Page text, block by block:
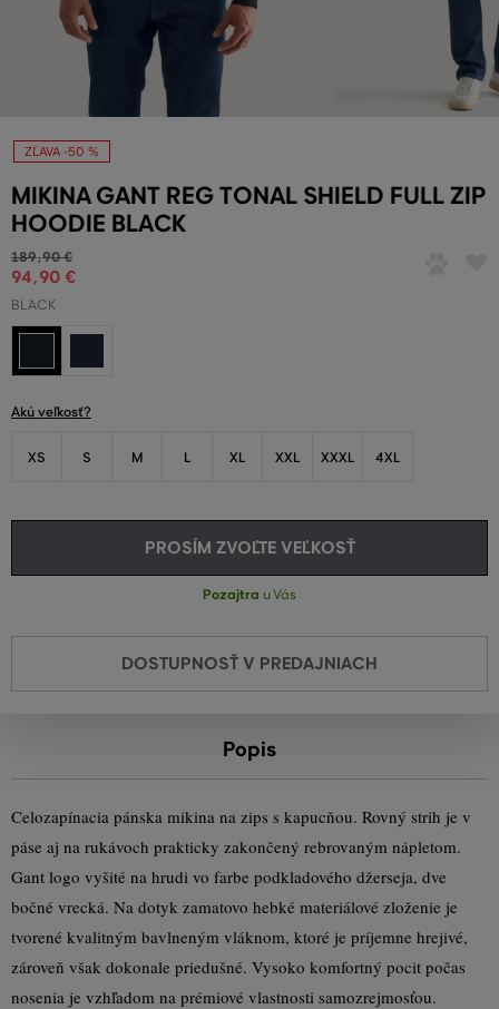
ZĽAVA -50 %
MIKINA GANT REG TONAL SHIELD FULL ZIP
HOODIE BLACK
189,90 €
94,90 €
BLACK
Akú veľkosť?
XS S M L XL XXL XXXL 4XL
PROSÍM ZVOĽTE VEĽKOSŤ
Pozajtra u Vás
DOSTUPNOSŤ V PREDAJNIACH
Popis
Celozapínacia pánska mikina na zips s kapucňou. Rovný strih je v
páse aj na rukávoch prakticky zakončený rebrovaným nápletom.
Gant logo vyšité na hrudi vo farbe podkladového džerseja, dve
bočné vrecká. Na dotyk zamatovo hebké materiálové zloženie je
tvorené kvalitným bavlneným vláknom, ktoré je príjemne hrejivé,
zároveň však dokonale priedušné. Vysoko komfortný pocit počas
nosenia je vzhľadom na prémiové vlastnosti samozrejmosťou.